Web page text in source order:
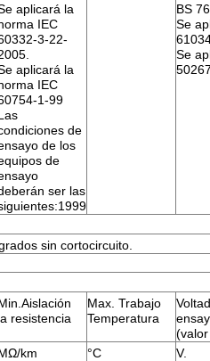
aplicará la
IEC
3-22-
aplicará la
IEC
1-99
de
de los
de
ser las
BS
Se
Se
sin cortocircuito.
resistencia
Max. Trabajo
Temperatura
km
°C
V.